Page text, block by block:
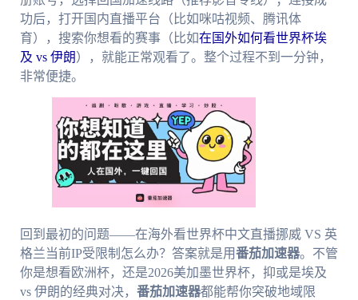
功后，打开国内直播平台（比如咪咕视频、腾讯体
育），搜索你想看的赛事（比如在国外如何看世界杯埃
及 vs 伊朗），就能正常观看了。整个过程不到一分钟，
非常便捷。
回到最初的问题——在海外看世界杯中文直播挪威 VS 英
格兰当前IP受限制怎么办？答案就是用番茄加速器。不管
你是想看欧洲杯，还是2026美加墨世界杯，抑或是埃及
vs 伊朗的经典对决， 番茄加速器都能帮你突破地域限